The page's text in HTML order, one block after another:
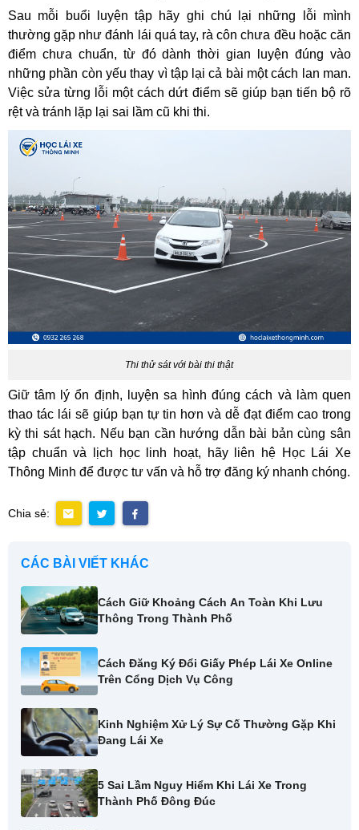
Sau mỗi buổi luyện tập hãy ghi chú lại những lỗi mình
thường gặp như đánh lái quá tay, rà côn chưa đều hoặc căn
điểm chưa chuẩn, từ đó dành thời gian luyện đúng vào
những phần còn yếu thay vì tập lại cả bài một cách lan man.
Việc sửa từng lỗi một cách dứt điểm sẽ giúp bạn tiến bộ rõ
rệt và tránh lặp lại sai lầm cũ khi thi.
Thi thử sát với bài thi thật
Giữ tâm lý ổn định, luyện sa hình đúng cách và làm quen
thao tác lái sẽ giúp bạn tự tin hơn và dễ đạt điểm cao trong
kỳ thi sát hạch. Nếu bạn cần hướng dẫn bài bản cùng sân
tập chuẩn và lịch học linh hoạt, hãy liên hệ Học Lái Xe
Thông Minh để được tư vấn và hỗ trợ đăng ký nhanh chóng.
Chia sẻ:
CÁC BÀI VIẾT KHÁC
Cách Giữ Khoảng Cách An Toàn Khi Lưu
Thông Trong Thành Phố
Cách Đăng Ký Đổi Giấy Phép Lái Xe Online
Trên Cổng Dịch Vụ Công
Kinh Nghiệm Xử Lý Sự Cố Thường Gặp Khi
Đang Lái Xe
5 Sai Lầm Nguy Hiểm Khi Lái Xe Trong
Thành Phố Đông Đúc